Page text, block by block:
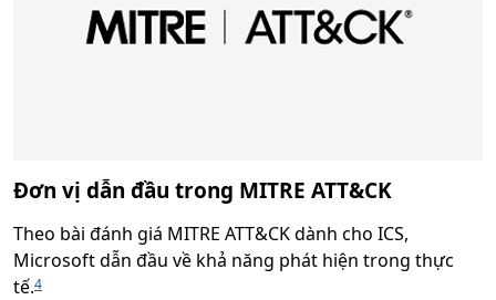
Đơn vị dẫn đầu trong MITRE ATT&CK
Theo bài đánh giá MITRE ATT&CK dành cho ICS,
Microsoft dẫn đầu về khả năng phát hiện trong thực
tế.4